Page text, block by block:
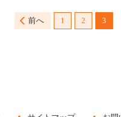
前へ 1 2 3